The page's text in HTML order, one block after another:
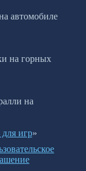
автомобиле
на горных
на
игр»